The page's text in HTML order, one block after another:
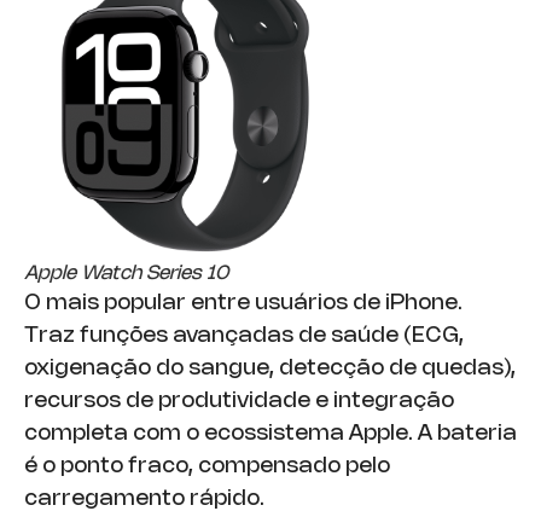
Apple Watch Series 10
O mais popular entre usuários de iPhone.
Traz funções avançadas de saúde (ECG,
oxigenação do sangue, detecção de quedas),
recursos de produtividade e integração
completa com o ecossistema Apple. A bateria
é o ponto fraco, compensado pelo
carregamento rápido.